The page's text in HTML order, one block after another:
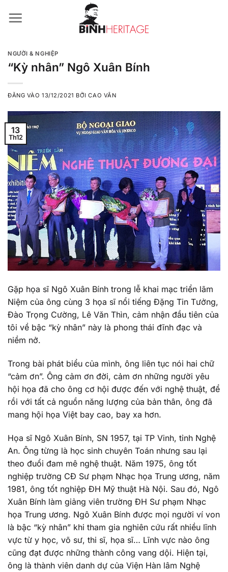
qua
NGƯỜI & NGHIỆP
“Kỳ nhân” Ngô Xuân Bính
ĐĂNG VÀO13/12/2021 BỞICAO VÂN
13
Th12
Gặp họa sĩ Ngô Xuân Bính trong lễ khai mạc triển lãm
Niệm của ông cùng 3 họa sĩ nổi tiếng Đặng Tin Tưởng,
Đào Trọng Cường, Lê Văn Thìn, cảm nhận đầu tiên của
tôi về bậc “kỳ nhân” này là phong thái đĩnh đạc và
niềm nở.
Trong bài phát biểu của mình, ông liên tục nói hai chữ
“cảm ơn”. Ông cảm ơn đời, cảm ơn những người yêu
hội họa đã cho ông cơ hội được đến với nghệ thuật, để
rồi với tất cả nguồn năng lượng của bản thân, ông đã
mang hội họa Việt bay cao, bay xa hơn.
Họa sĩ Ngô Xuân Bính, SN 1957, tại TP Vinh, tỉnh Nghệ
An. Ông từng là học sinh chuyên Toán nhưng sau lại
theo đuổi đam mê nghệ thuật. Năm 1975, ông tốt
nghiệp trường CĐ Sư phạm Nhạc họa Trung ương, năm
1981, ông tốt nghiệp ĐH Mỹ thuật Hà Nội. Sau đó, Ngô
Xuân Bính làm giảng viên trường ĐH Sư phạm Nhạc
họa Trung ương. Ngô Xuân Bính được mọi người ví von
là bậc “kỳ nhân” khi tham gia nghiên cứu rất nhiều lĩnh
vực từ y học, võ sư, thi sĩ, họa sĩ… Lĩnh vực nào ông
cũng đạt được những thành công vang dội. Hiện tại,
ông là thành viên danh dự của Viện Hàn lâm Nghệ